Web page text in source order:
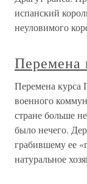
испанский
неуловимого
Перемена
Перемена курса
военного
стране больше
было нечего.
грабившему ее
натуральное